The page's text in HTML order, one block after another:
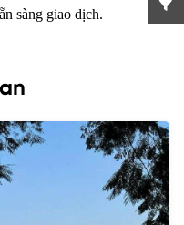
sàng giao dịch.